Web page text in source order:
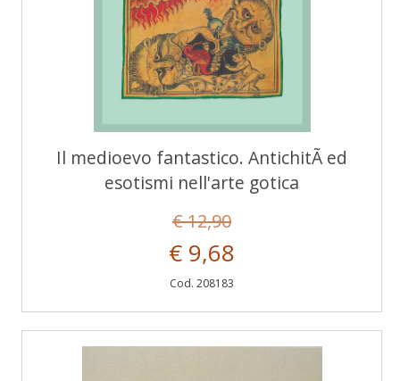
Il medioevo fantastico. AntichitÃ ed
esotismi nell'arte gotica
€ 12,90
€ 9,68
Cod. 208183